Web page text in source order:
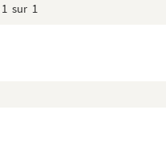
1 sur 1